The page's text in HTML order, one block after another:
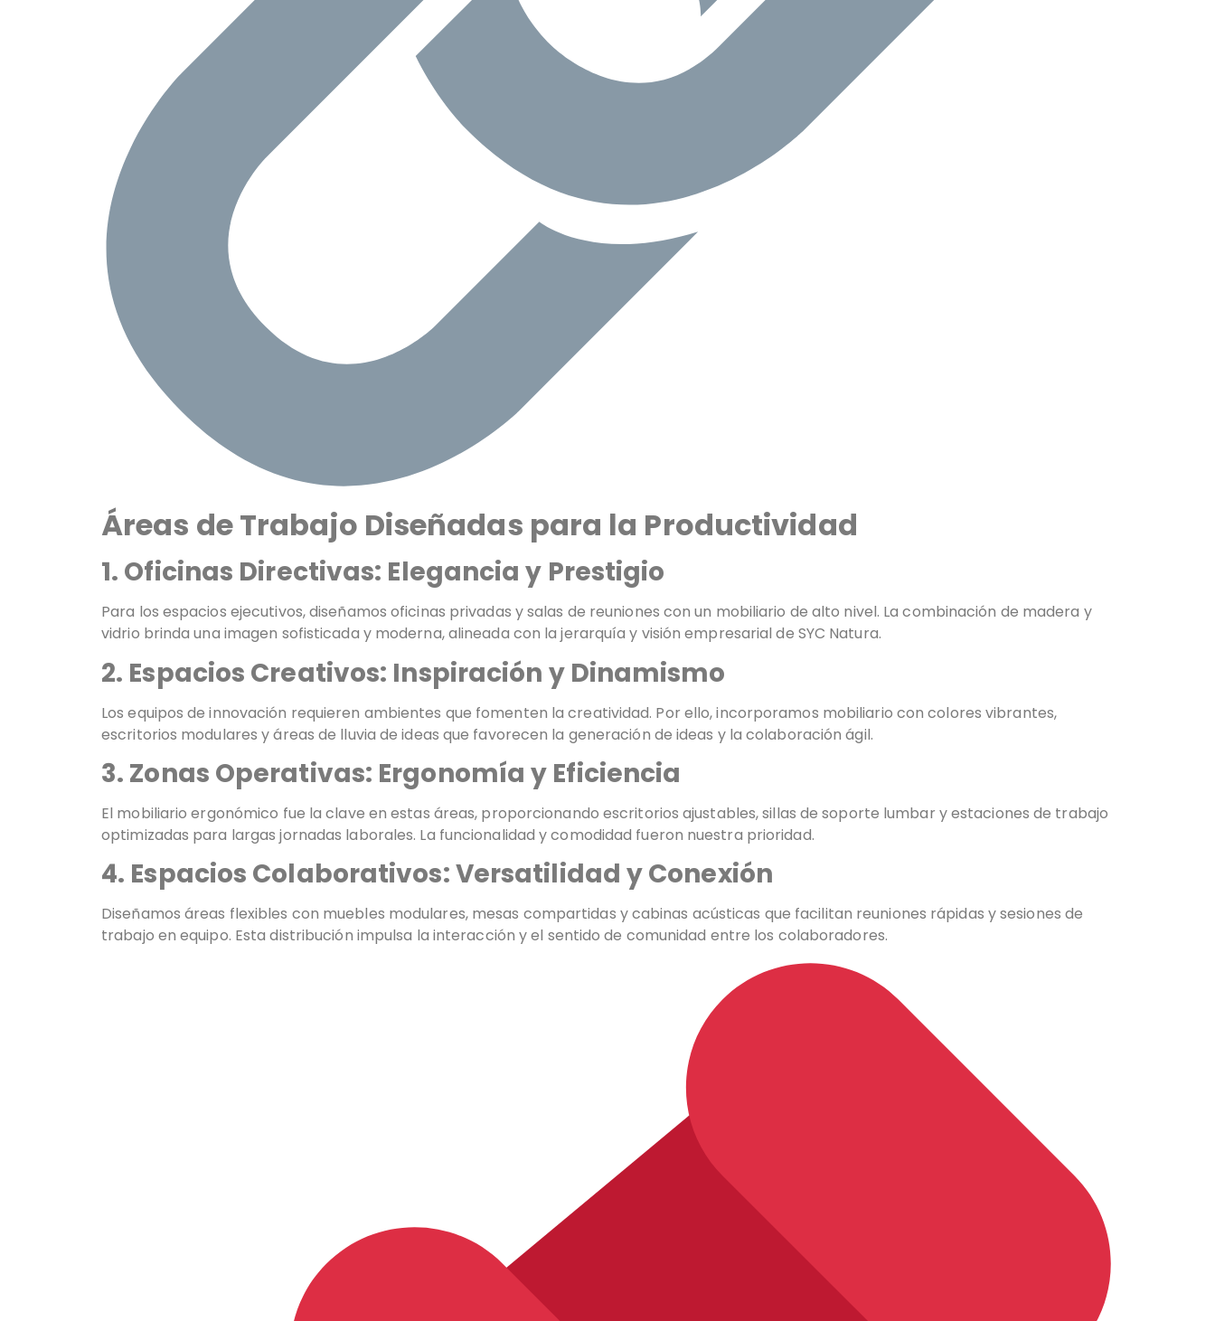
Áreas de Trabajo Diseñadas para la Productividad
1. Oficinas Directivas: Elegancia y Prestigio
Para los espacios ejecutivos, diseñamos oficinas privadas y salas de reuniones con un mobiliario de alto nivel. La combinación de madera y
vidrio brinda una imagen sofisticada y moderna, alineada con la jerarquía y visión empresarial de SYC Natura.
2. Espacios Creativos: Inspiración y Dinamismo
Los equipos de innovación requieren ambientes que fomenten la creatividad. Por ello, incorporamos mobiliario con colores vibrantes,
escritorios modulares y áreas de lluvia de ideas que favorecen la generación de ideas y la colaboración ágil.
3. Zonas Operativas: Ergonomía y Eficiencia
El mobiliario ergonómico fue la clave en estas áreas, proporcionando escritorios ajustables, sillas de soporte lumbar y estaciones de trabajo
optimizadas para largas jornadas laborales. La funcionalidad y comodidad fueron nuestra prioridad.
4. Espacios Colaborativos: Versatilidad y Conexión
Diseñamos áreas flexibles con muebles modulares, mesas compartidas y cabinas acústicas que facilitan reuniones rápidas y sesiones de
trabajo en equipo. Esta distribución impulsa la interacción y el sentido de comunidad entre los colaboradores.